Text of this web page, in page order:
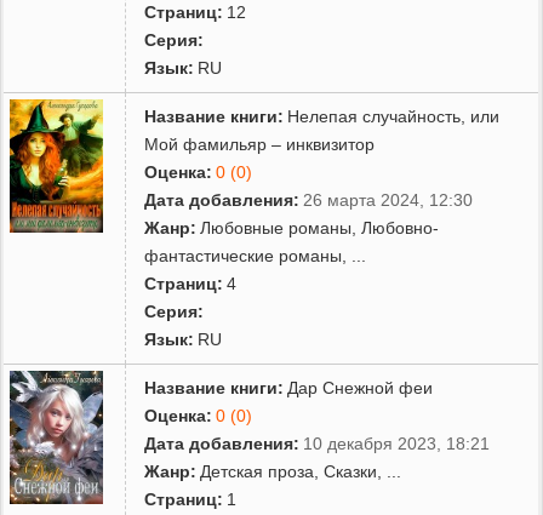
Страниц: 12
Серия:
Язык: RU
Название книги: Нелепая случайность, или
Мой фамильяр – инквизитор
Оценка: 0 (0)
Дата добавления: 26 марта 2024, 12:30
Жанр: Любовные романы
Любовно-
фантастические романы
Страниц: 4
Серия:
Язык: RU
Название книги: Дар Снежной феи
Оценка: 0 (0)
Дата добавления: 10 декабря 2023, 18:21
Жанр: Детская проза ,Сказки
Страниц: 1